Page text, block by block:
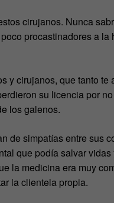
cirujanos. Nunca
procastinadores a la
y cirujanos, que tanto te
su licencia por
los galenos.
de simpatías entre sus
que podía salvar
la medicina era muy
la clientela propia.